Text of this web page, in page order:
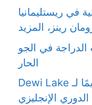
في ريستليمانيا
الدراجة في الجو
الحار
Dewi Lake تكريمًا لـ Jac Morgan وWRU يريدان
الإنجليزي